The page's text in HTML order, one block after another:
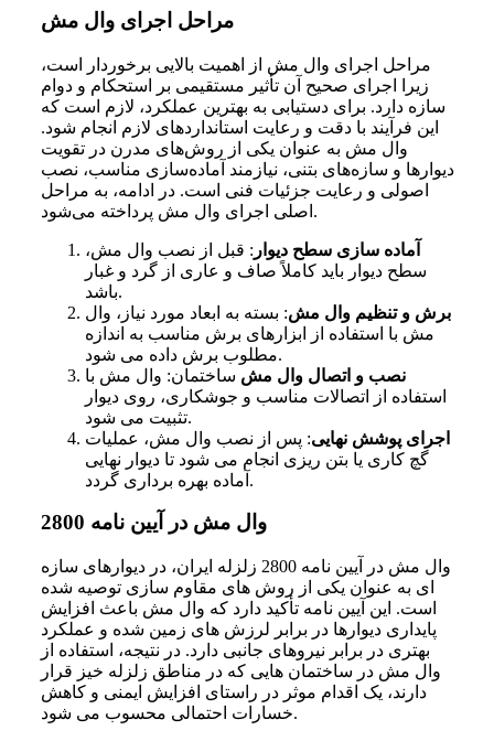
مراحل اجرای وال مش
مراحل اجرای وال مش از اهمیت بالایی برخوردار است،
زیرا اجرای صحیح آن تأثیر مستقیمی بر استحکام و دوام
سازه دارد. برای دستیابی به بهترین عملکرد، لازم است که
این فرآیند با دقت و رعایت استانداردهای لازم انجام شود.
وال مش به عنوان یکی از روش‌های مدرن در تقویت
دیوارها و سازه‌های بتنی، نیازمند آماده‌سازی مناسب، نصب
اصولی و رعایت جزئیات فنی است. در ادامه، به مراحل
اصلی اجرای وال مش پرداخته می‌شود.
آماده سازی سطح دیوار : قبل از نصب وال مش،
سطح دیوار باید کاملاً صاف و عاری از گرد و غبار
باشد.
برش و تنظیم وال مش: بسته به ابعاد مورد نیاز، وال
مش با استفاده از ابزارهای برش مناسب به اندازه
مطلوب برش داده می شود.
نصب و اتصال وال مش ساختمان: وال مش با
استفاده از اتصالات مناسب و جوشکاری، روی دیوار
تثبیت می شود.
اجرای پوشش نهایی: پس از نصب وال مش، عملیات
گچ کاری یا بتن ریزی انجام می شود تا دیوار نهایی
آماده بهره برداری گردد.
وال مش در آیین نامه 2800
وال مش در آیین نامه 2800 زلزله ایران، در دیوارهای سازه
ای به عنوان یکی از روش های مقاوم سازی توصیه شده
است. این آیین نامه تأکید دارد که وال مش باعث افزایش
پایداری دیوارها در برابر لرزش های زمین شده و عملکرد
بهتری در برابر نیروهای جانبی دارد. در نتیجه، استفاده از
وال مش در ساختمان هایی که در مناطق زلزله خیز قرار
دارند، یک اقدام موثر در راستای افزایش ایمنی و کاهش
خسارات احتمالی محسوب می شود.